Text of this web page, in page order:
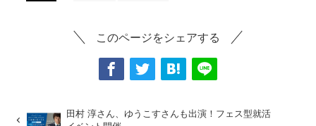
このページをシェアする
田村 淳さん、ゆうこすさんも出演！フェス型就活